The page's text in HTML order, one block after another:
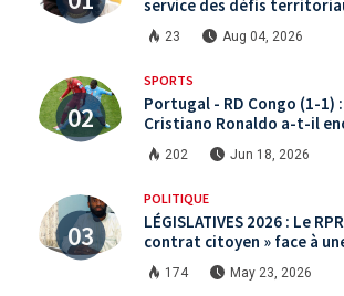
service des défis
République
23 Aug 04, 2026
SPORTS
Portugal - RD Congo (1-1) :
Cristiano Ronaldo a-t-il
international ?
202 Jun 18, 2026
POLITIQUE
LÉGISLATIVES 2026 : Le
contrat citoyen » face à
saturée.
174 May 23, 2026